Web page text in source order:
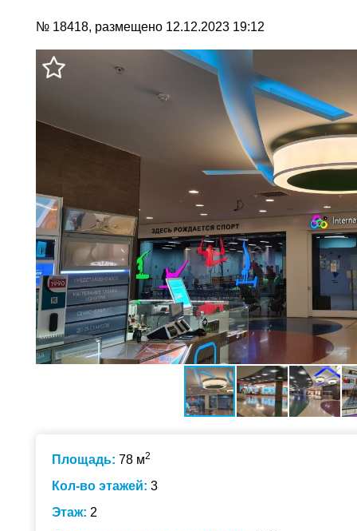
№ 18418, размещено 12.12.2023 19:12
Площадь: 78 м2
Кол-во этажей: 3
Этаж: 2